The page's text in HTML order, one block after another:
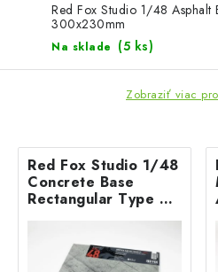
Výstavy 2026
Red Fox Studio 1/48 Asphalt
300x230mm
Na sklade (5 ks)
Zobraziť viac
Red Fox Studio 1/48
Concrete Base
Rectangular Type 3